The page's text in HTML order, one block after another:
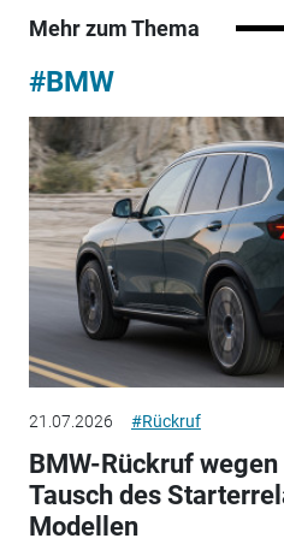
Mehr zum Thema
#BMW
21.07.2026 #Rückruf
BMW-Rückruf
Tausch des
Modellen